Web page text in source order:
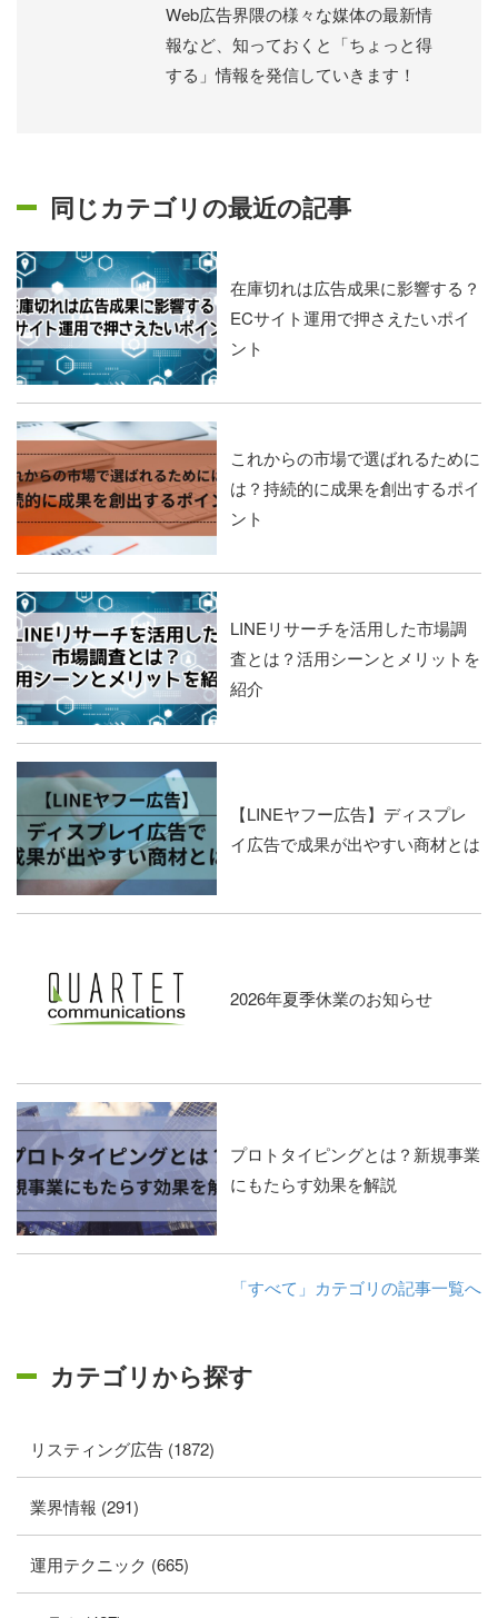
Web広告界隈の様々な媒体の最新情
報など、知っておくと「ちょっと得
する」情報を発信していきます！
同じカテゴリの最近の記事
在庫切れは広告成果に影響する？
ECサイト運用で押さえたいポイ
ント
これからの市場で選ばれるために
は？持続的に成果を創出するポイ
ント
LINEリサーチを活用した市場調
査とは？活用シーンとメリットを
紹介
【LINEヤフー広告】ディスプレ
イ広告で成果が出やすい商材とは
2026年夏季休業のお知らせ
プロトタイピングとは？新規事業
にもたらす効果を解説
「すべて」カテゴリの記事一覧へ
カテゴリから探す
リスティング広告 (1872)
業界情報 (291)
運用テクニック (665)